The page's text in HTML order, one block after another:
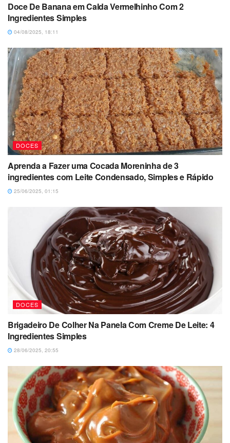
Doce De Banana em Calda Vermelhinho Com 2
Ingredientes Simples
04/08/2025, 18:11
DOCES
Aprenda a Fazer uma Cocada Moreninha de 3
ingredientes com Leite Condensado, Simples e Rápido
25/06/2025, 01:15
DOCES
Brigadeiro De Colher Na Panela Com Creme De Leite: 4
Ingredientes Simples
28/06/2025, 20:55